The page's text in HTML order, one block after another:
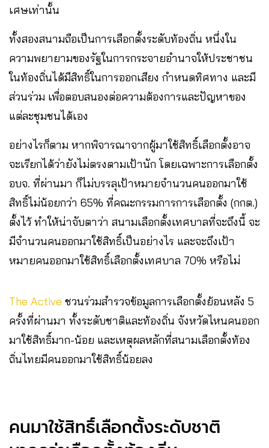
เศษเท่านั้น
ทั้งสองสนามถือเป็นการเลือกตั้งระดับท้องถิ่น หนึ่งใน
ความพยายามของรัฐในการกระจายอำนาจให้ประชาชน
ในท้องถิ่นได้มีสิทธิ์ในการออกเสียง กำหนดทิศทาง และมี
ส่วนร่วม เพื่อตอบสนองต่อความต้องการและปัญหาของ
แต่ละชุมชนได้เอง
อย่างไรก็ตาม หากพิจารณาจากผู้มาใช้สิทธิ์เลือกตั้งอาจ
จะเรียกได้ว่ายังไม่ตรงตามเป้านัก โดยเฉพาะการเลือกตั้ง
อบจ. ที่ผ่านมา ก็ไม่บรรลุเป้าหมายจำนวนคนออกมาใช้
สิทธิ์ไม่น้อยกว่า 65% ที่คณะกรรมการการเลือกตั้ง (กกต.)
ตั้งไว้ ทำให้น่าจับตาว่า สนามเลือกตั้งเทศบาลที่จะถึงนี้ จะ
มีจำนวนคนออกมาใช้สิทธิ์เป็นอย่างไร และจะถึงเป้า
หมายคนออกมาใช้สิทธิ์เลือกตั้งเทศบาล 70% หรือไม่
The Active ชวนร่วมสำรวจข้อมูลการเลือกตั้งย้อนหลัง 5
ครั้งที่ผ่านมา ทั้งระดับชาติและท้องถิ่น จังหวัดไหนคนออก
มาใช้สิทธิ์มาก-น้อย และเหตุผลหลักที่สนามเลือกตั้งท้อง
ถิ่นไทยมีคนออกมาใช้สิทธิ์น้อยลง
คนมาใช้สิทธิ์เลือกตั้งระดับชาติ